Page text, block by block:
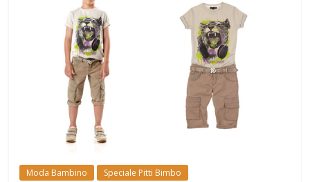
Moda Bambino Speciale Pitti Bimbo